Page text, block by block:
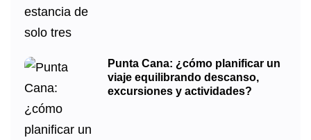
Punta Cana: ¿cómo planificar un
viaje equilibrando descanso,
excursiones y actividades?